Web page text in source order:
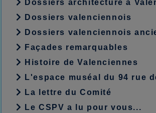
Dossiers architecture à
Dossiers valenciennois
Dossiers valenciennois
Façades remarquables
Histoire de Valenciennes
L'espace muséal du 94 rue
La lettre du Comité
Le CSPV a lu pour vous...